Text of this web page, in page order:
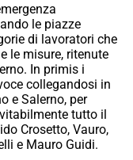
le piazze
di lavoratori che
le misure, ritenute
In primis i
collegandosi in
e Salerno, per
tutto il
Crosetto, Vauro,
e Mauro Guidi.